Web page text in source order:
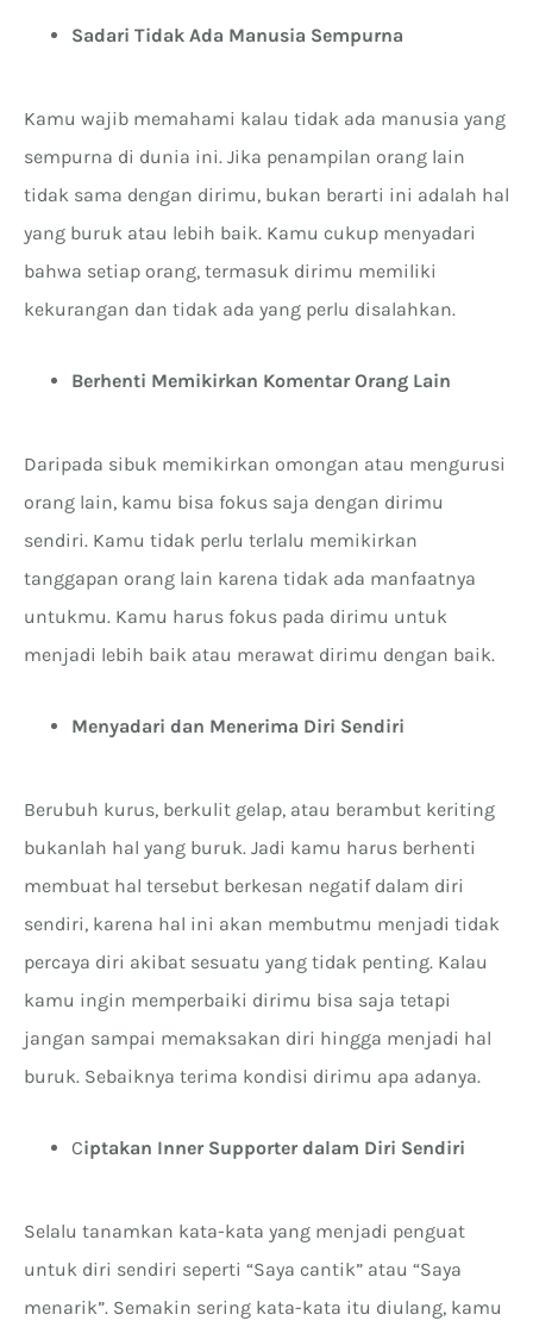
Sadari Tidak Ada Manusia Sempurna
Kamu wajib memahami kalau tidak ada manusia yang
sempurna di dunia ini. Jika penampilan orang lain
tidak sama dengan dirimu, bukan berarti ini adalah hal
yang buruk atau lebih baik. Kamu cukup menyadari
bahwa setiap orang, termasuk dirimu memiliki
kekurangan dan tidak ada yang perlu disalahkan.
Berhenti Memikirkan Komentar Orang Lain
Daripada sibuk memikirkan omongan atau mengurusi
orang lain, kamu bisa fokus saja dengan dirimu
sendiri. Kamu tidak perlu terlalu memikirkan
tanggapan orang lain karena tidak ada manfaatnya
untukmu. Kamu harus fokus pada dirimu untuk
menjadi lebih baik atau merawat dirimu dengan baik.
Menyadari dan Menerima Diri Sendiri
Berubuh kurus, berkulit gelap, atau berambut keriting
bukanlah hal yang buruk. Jadi kamu harus berhenti
membuat hal tersebut berkesan negatif dalam diri
sendiri, karena hal ini akan membutmu menjadi tidak
percaya diri akibat sesuatu yang tidak penting. Kalau
kamu ingin memperbaiki dirimu bisa saja tetapi
jangan sampai memaksakan diri hingga menjadi hal
buruk. Sebaiknya terima kondisi dirimu apa adanya.
Ciptakan Inner Supporter dalam Diri Sendiri
Selalu tanamkan kata-kata yang menjadi penguat
untuk diri sendiri seperti “Saya cantik” atau “Saya
menarik”. Semakin sering kata-kata itu diulang, kamu